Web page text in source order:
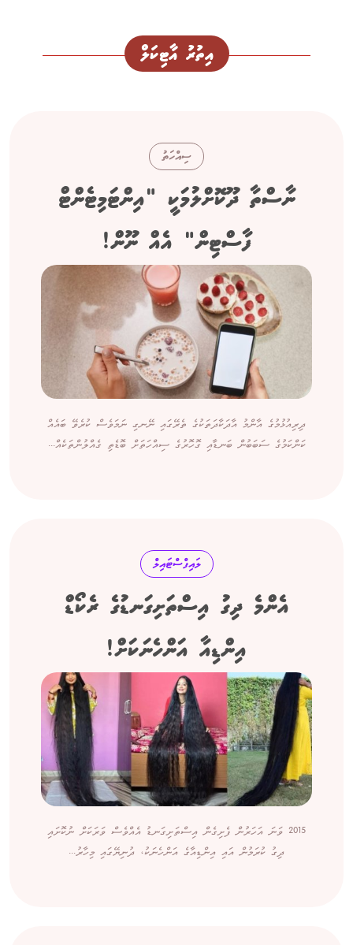
އިތުރު އާޓިކަލް
ސިއްހަތު
ނާސްތާ ދޫކޮށްލުމަކީ "އިންޓަމިޓެންޓް
ފާސްޓިން" އެއް ނޫން!
ދިރިއުޅުމުގެ އާންމު އާދަކާދަތަކުގެ ތެރޭގައި ނޭނގި ނަމަވެސް ކުރެވޭ ބައެއް
ކަންކަމުގެ ސަބަބުން ބަނޑާއި ގޮހޮރުގެ ސިއްހަތަށް ބޮޑެތި ގެއްލުންތަކެއް...
ލައިފްސްޓައިލް
އެންމެ ދިގު އިސްތަށިގަނޑުގެ ރެކޯޑް
އިންޑިއާ އަންހެނަކަށް!
2015 ވަނަ އަހަރުން ފެށިގެން އިސްތަށިގަނޑު އެއްވެސް ވަރަކަށް ނުކޮށައި
ދިގު ކުރަމުން އައި އިންޑިއާގެ އަންހެނަކު، ދުނިޔޭގައި މިހާރު...